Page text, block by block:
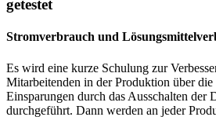
getestet
Stromverbrauch und
Es wird eine kurze Schulung zur
Mitarbeitenden in der Produktion über die
Einsparungen durch das Ausschalten der
durchgeführt. Dann werden an jeder